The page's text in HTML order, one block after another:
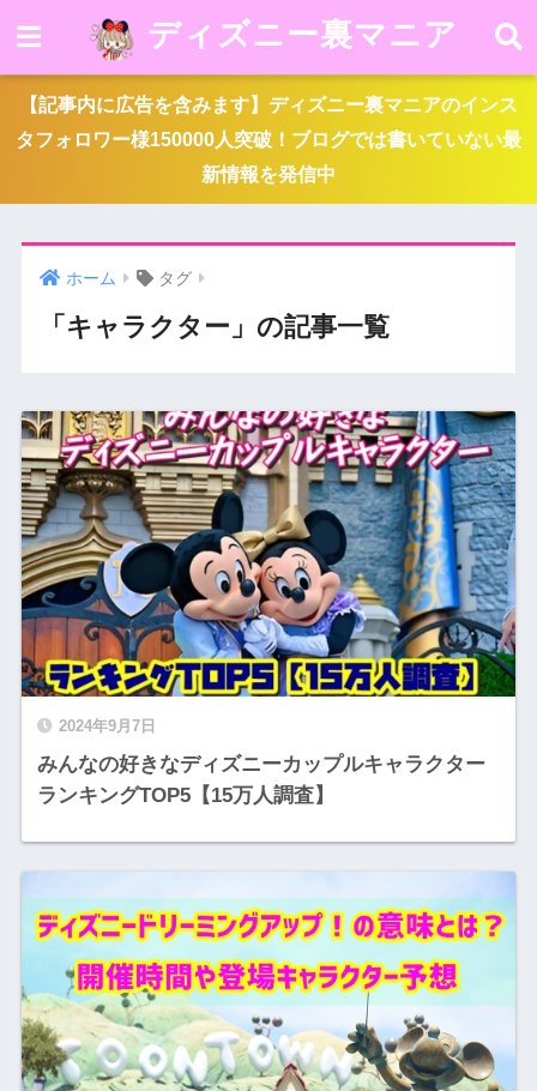
ディズニー裏マニア
【記事内に広告を含みます】ディズニー裏マニアのインス
タフォロワー様150000人突破！ブログでは書いていない最
新情報を発信中
ホーム タグ
「キャラクター」の記事一覧
2024年9月7日
みんなの好きなディズニーカップルキャラクター
ランキングTOP5【15万人調査】